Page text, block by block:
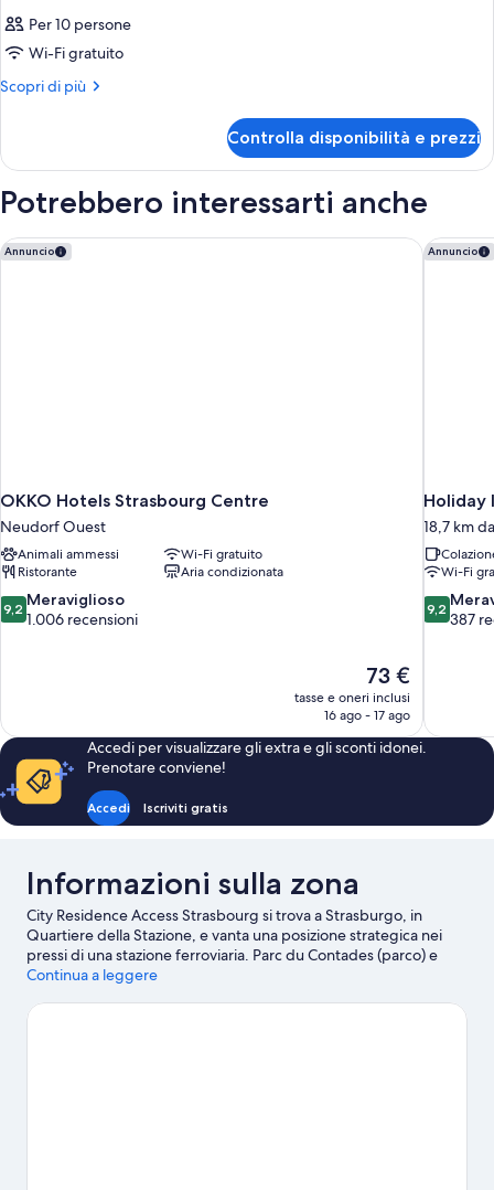
Per 10 persone
Wi-Fi gratuito
Scopri di più
Altri
Controlla disponibilità e prezzi
Potrebbero interessarti anche
Annuncio
OKKO Hotels Strasbourg Centre
Neudorf Ouest
Animali ammessi
Wi-Fi gratuito
Ristorante
Aria condizionata
9.2
su
9,2 Meraviglioso
1.006 recensioni
Il
prezzo
attuale
73 €
73 €
tasse e oneri inclusi
16 ago - 17 ago
OKKO Hotels Strasbourg Centre Annuncio
Holiday
18,7 km
Wi-Fi
9.2
su
9,2
387
Holiday
Accedi per visualizzare gli extra e gli sconti idonei.
Prenotare conviene!
Accedi Iscriviti gratis
Informazioni sulla zona
City Residence Access Strasbourg si trova a Strasburgo, in
Quartiere della Stazione, e vanta una posizione strategica nei
pressi di una stazione ferroviaria. Parc du Contades (parco) e
Parc de l'Orangerie sono due tappe fondamentali per gli amanti
pattinaggio Iceberg e Giardino Botanico. Anche Osservatorio di
Continua a leggere